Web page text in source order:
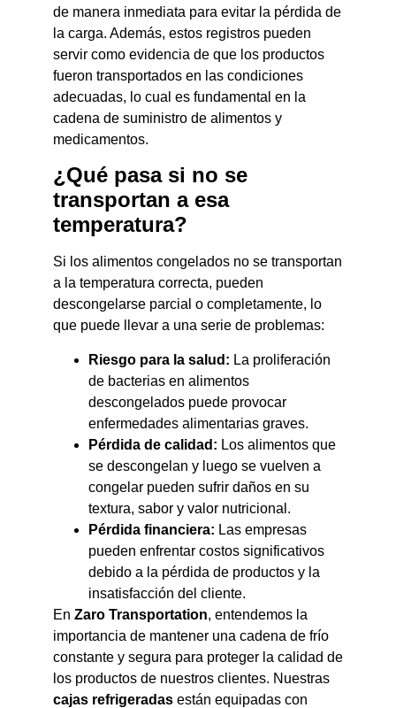
de manera inmediata para evitar la pérdida de
la carga. Además, estos registros pueden
servir como evidencia de que los productos
fueron transportados en las condiciones
adecuadas, lo cual es fundamental en la
cadena de suministro de alimentos y
medicamentos.
¿Qué pasa si no se
transportan a esa
temperatura?
Si los alimentos congelados no se transportan
a la temperatura correcta, pueden
descongelarse parcial o completamente, lo
que puede llevar a una serie de problemas:
Riesgo para la salud: La proliferación
de bacterias en alimentos
descongelados puede provocar
enfermedades alimentarias graves.
Pérdida de calidad: Los alimentos que
se descongelan y luego se vuelven a
congelar pueden sufrir daños en su
textura, sabor y valor nutricional.
Pérdida financiera: Las empresas
pueden enfrentar costos significativos
debido a la pérdida de productos y la
insatisfacción del cliente.
En Zaro Transportation, entendemos la
importancia de mantener una cadena de frío
constante y segura para proteger la calidad de
los productos de nuestros clientes. Nuestras
cajas refrigeradas están equipadas con